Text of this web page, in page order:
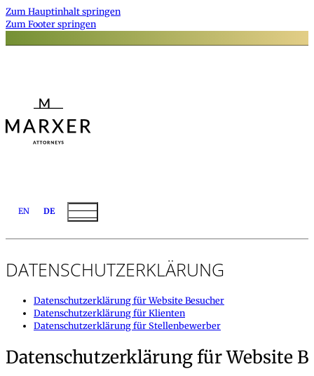
Zum Hauptinhalt springen
Zum Footer springen
EN DE
DATENSCHUTZERKLÄRUNG
Datenschutzerklärung für Website Besucher
Datenschutzerklärung für Klienten
Datenschutzerklärung für Stellenbewerber
Datenschutzerklärung für Website